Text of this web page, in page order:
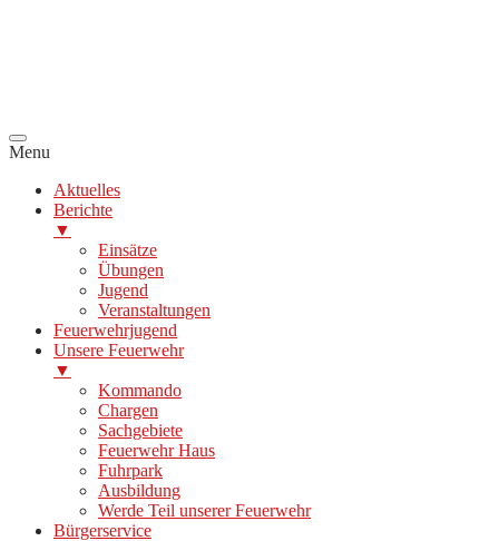
Menu
Aktuelles
Berichte
▼
Einsätze
Übungen
Jugend
Veranstaltungen
Feuerwehrjugend
Unsere Feuerwehr
▼
Kommando
Chargen
Sachgebiete
Feuerwehr Haus
Fuhrpark
Ausbildung
Werde Teil unserer Feuerwehr
Bürgerservice